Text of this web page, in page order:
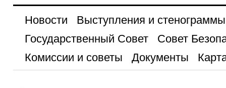
Новости
Выступления и стенограммы
Государственный Совет
Совет
Комиссии и советы
Документы